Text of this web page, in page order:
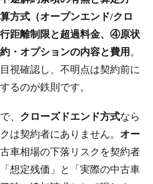
方式（オープンエンド/クロ
距離制限と超過料金、④原状
・オプションの内容と費用 。
視確認し、不明点は契約前に
るのが鉄則です。
、 クローズドエンド方式なら
は契約者にありません。 オー
車相場の下落リスクを契約者
想定残価」と「実際の中古車